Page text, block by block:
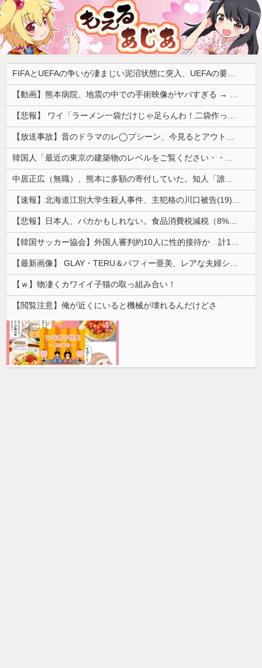
FIFAとUEFAの争いが凄まじい泥沼状態に突入、UEFAの要求を呑んだFIFAだったがUEFA側は強硬姿勢を崩さず……
【動画】熊本病院、地震の中での手術映像がヤバすぎる → 医療機器が飛び交う激震の中で患者を全身で庇う医師らの咄嗟の行動に世界中から絶賛の嵐
【悲報】 ワイ「ラーメン一袋だけじゃ足らんわ！二袋作ったろ！」→結果ｗｗｗ
【放送事故】昔のドラマのレ◯プシーン、今見るとアウトすぎる・・・
韓国人「最近の東京の建築物のレベルをご覧ください・・・」
中居正広（無職）、熊本に多額の寄付していた。知人「誰にも知られなくてもいい、と公表してない」
【速報】北海道江別大学生殺人事件、主犯格の川口被告(19)に無期懲役の判決
【悲報】日本人、バカかもしれない。食品消費税減税（8%→1%）に93.2%の国民が賛成してしまう
【韓国サッカー協会】外国人審判約10人に性的接待か 計1496回、約2億ウォン（約2200万円）
【最新画像】 GLAY・TERU＆パフィー亜美、レアな夫婦ショットを公開してしまう！
【ｗ】物凄くカワイイ子猫の取っ組み合い！
【閲覧注意】俺が近くにいると機械が壊れるんだけどさ